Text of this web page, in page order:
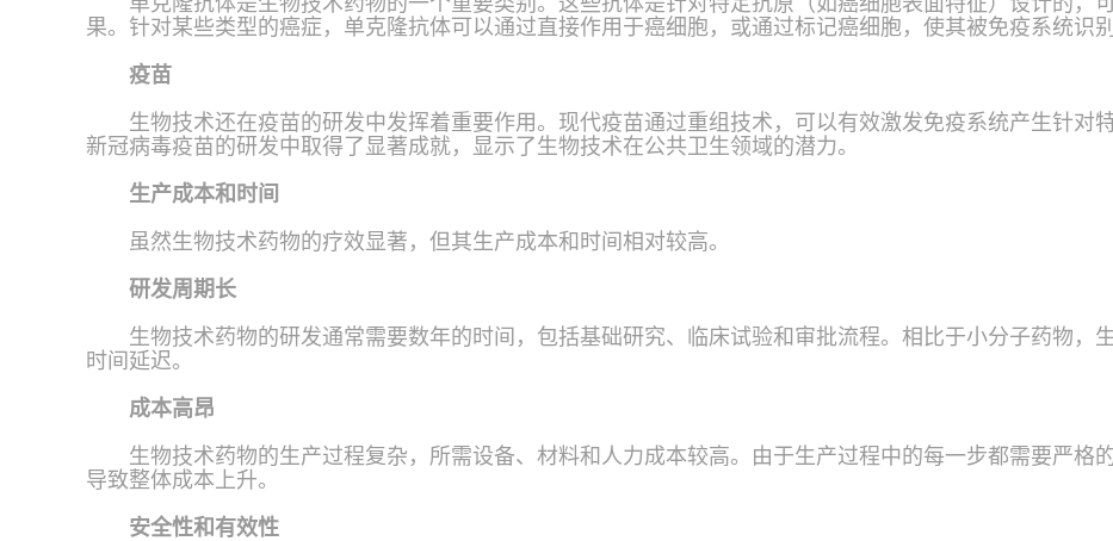
果。针对某些类型的癌症，单克隆抗体可以通过直接作用于癌细胞，或通过标记癌细胞，使其被免疫系统识别
疫苗
生物技术还在疫苗的研发中发挥着重要作用。现代疫苗通过重组技术，可以有效激发免疫系统产生针对
新冠病毒疫苗的研发中取得了显著成就，显示了生物技术在公共卫生领域的潜力。
生产成本和时间
虽然生物技术药物的疗效显著，但其生产成本和时间相对较高。
研发周期长
生物技术药物的研发通常需要数年的时间，包括基础研究、临床试验和审批流程。相比于小分子药物，
时间延迟。
成本高昂
生物技术药物的生产过程复杂，所需设备、材料和人力成本较高。由于生产过程中的每一步都需要严格
导致整体成本上升。
安全性和有效性